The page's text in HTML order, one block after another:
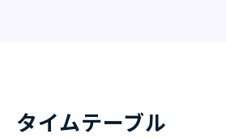
タイムテーブル